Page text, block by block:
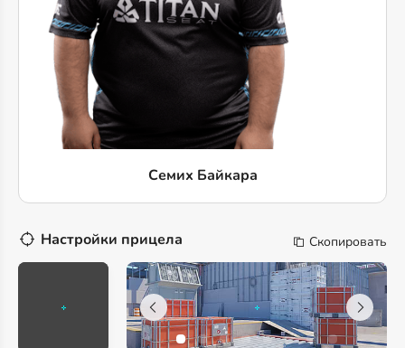
Семих Байкара
Настройки прицела Скопировать